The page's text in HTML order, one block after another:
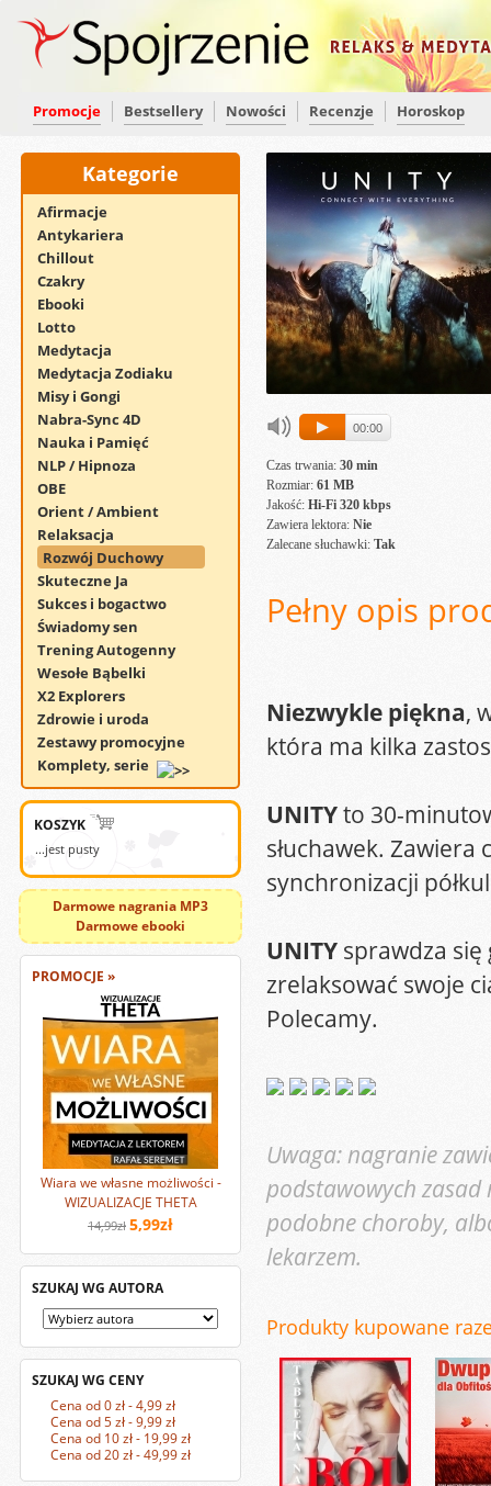
Promocje Bestsellery Nowości Recenzje Horoskop
Kategorie
Afirmacje
Antykariera
Chillout
Czakry
Ebooki
Lotto
Medytacja
Medytacja Zodiaku
Misy i Gongi
Nabra-Sync 4D
Nauka i Pamięć
NLP / Hipnoza
OBE
Orient / Ambient
Relaksacja
Rozwój Duchowy
Skuteczne Ja
Sukces i bogactwo
Świadomy sen
Trening Autogenny
Wesołe Bąbelki
X2 Explorers
Zdrowie i uroda
Zestawy promocyjne
Komplety, serie
KOSZYK
...jest pusty
Darmowe nagrania MP3
Darmowe ebooki
PROMOCJE »
Wiara we własne możliwości -
WIZUALIZACJE THETA
14,99zł 5,99zł
SZUKAJ WG AUTORA
SZUKAJ WG CENY
Cena od 0 zł - 4,99 zł
Cena od 5 zł - 9,99 zł
Cena od 10 zł - 19,99 zł
Cena od 20 zł - 49,99 zł
00:00
Czas trwania: 30 min
Rozmiar: 61 MB
Jakość: Hi-Fi 320 kbps
Zawiera lektora: Nie
Zalecane słuchawki: Tak
Pełny opis
Niezwykle piękna,
która ma kilka
UNITYto 30-
słuchawek.
synchronizacji
UNITY sprawdza się
zrelaksować swoje
Polecamy.
Uwaga: nagranie
podstawowych zasad
podobne choroby,
lekarzem.
Produkty kupowane